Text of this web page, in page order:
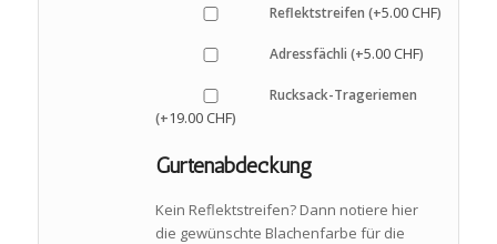
Reflektstreifen (+5.00 CHF)
Adressfächli (+5.00 CHF)
Rucksack-Trageriemen
(+19.00 CHF)
Gurtenabdeckung
Kein Reflektstreifen? Dann notiere hier
die gewünschte Blachenfarbe für die